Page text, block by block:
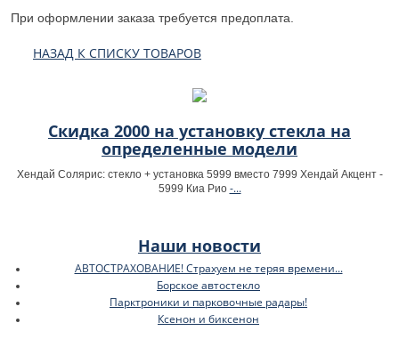
При оформлении заказа требуется предоплата.
НАЗАД К СПИСКУ ТОВАРОВ
Скидка 2000 на установку стекла на
определенные модели
Хендай Солярис: стекло + установка 5999 вместо 7999 Хендай Акцент -
5999 Киа Рио -...
Наши новости
АВТОСТРАХОВАНИЕ! Страхуем не теряя времени...
Борское автостекло
Парктроники и парковочные радары!
Ксенон и биксенон